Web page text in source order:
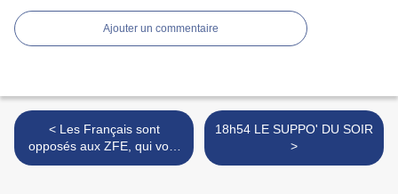
Ajouter un commentaire
< Les Français sont
opposés aux ZFE, qui vont
peut-être tomber
18h54 LE SUPPO' DU SOIR
>